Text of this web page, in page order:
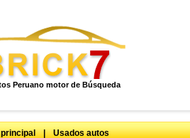
Peruano motor de Búsqueda
| Usados autos